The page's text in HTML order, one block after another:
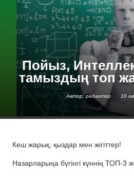
Пойыз,
тамыздың топ
Автор: редактор 16
Кеш жарық, қыздар мен жігіттер!
Назарларыңа бүгінгі күннің ТОП-